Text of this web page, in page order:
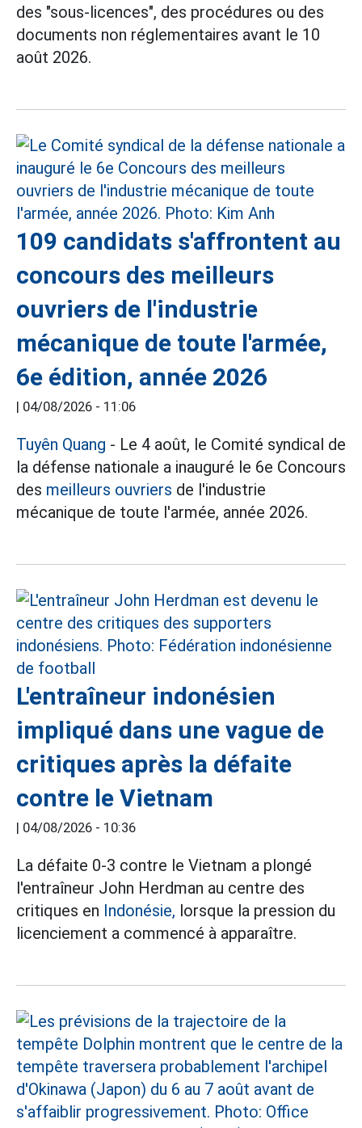
des "sous-licences", des procédures ou des
documents non réglementaires avant le 10
août 2026.
109 candidats s'affrontent au
concours des meilleurs
ouvriers de l'industrie
mécanique de toute l'armée,
6e édition, année 2026
| 04/08/2026 - 11:06
Tuyên Quang - Le 4 août, le Comité syndical de
la défense nationale a inauguré le 6e Concours
des meilleurs ouvriers de l'industrie
mécanique de toute l'armée, année 2026.
L'entraîneur indonésien
impliqué dans une vague de
critiques après la défaite
contre le Vietnam
| 04/08/2026 - 10:36
La défaite 0-3 contre le Vietnam a plongé
l'entraîneur John Herdman au centre des
critiques en Indonésie, lorsque la pression du
licenciement a commencé à apparaître.